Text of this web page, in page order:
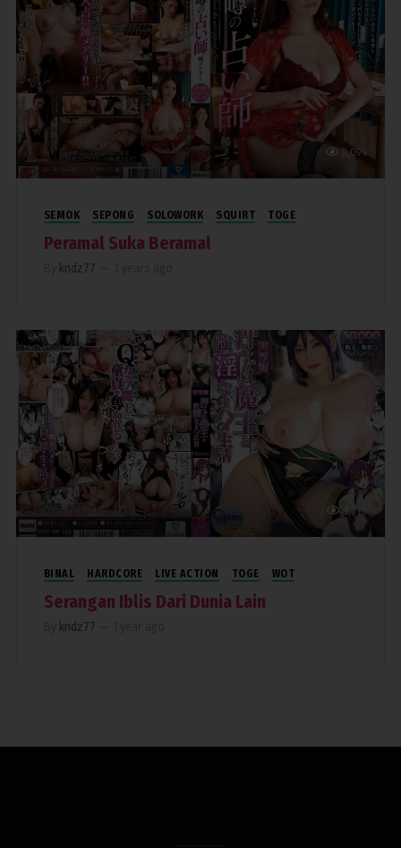
8,094
SEMOK SEPONG SOLOWORK SQUIRT TOGE
Peramal Suka Beramal
kndz77
3,216
BINAL HARDCORE LIVE ACTION TOGE WOT
Serangan Iblis Dari Dunia Lain
kndz77